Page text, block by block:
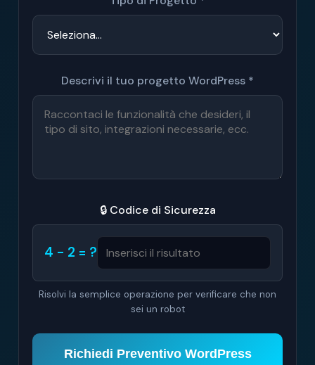
Descrivi il tuo progetto WordPress *
🔒 Codice di Sicurezza
4 - 2 = ?
Risolvi la semplice operazione per verificare che non
sei un robot
Richiedi Preventivo WordPress